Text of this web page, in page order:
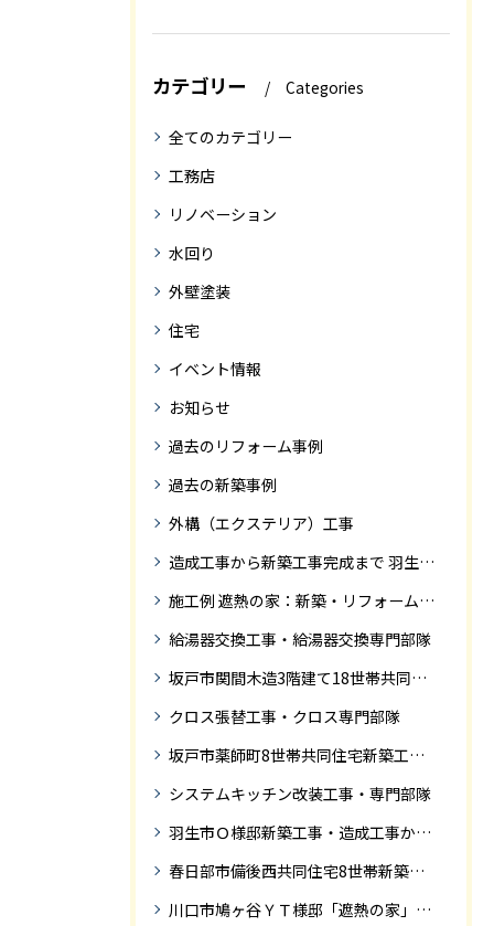
カテゴリー Categories
全てのカテゴリー
工務店
リノベーション
水回り
外壁塗装
住宅
イベント情報
お知らせ
過去のリフォーム事例
過去の新築事例
外構（エクステリア）工事
造成工事から新築工事完成まで 羽生市Ｓ様邸新築工事・
施工例 遮熱の家：新築・リフォーム ドローンにて空撮
給湯器交換工事・給湯器交換専門部隊
坂戸市関間木造3階建て18世帯共同住宅の完成迄紹介
クロス張替工事・クロス専門部隊
坂戸市薬師町8世帯共同住宅新築工事完成迄の紹介です
システムキッチン改装工事・専門部隊
羽生市Ｏ様邸新築工事・造成工事から住宅完成までの紹介
春日部市備後西共同住宅8世帯新築工事完成迄の紹介です。
川口市鳩ヶ谷ＹＴ様邸「遮熱の家」工事状況